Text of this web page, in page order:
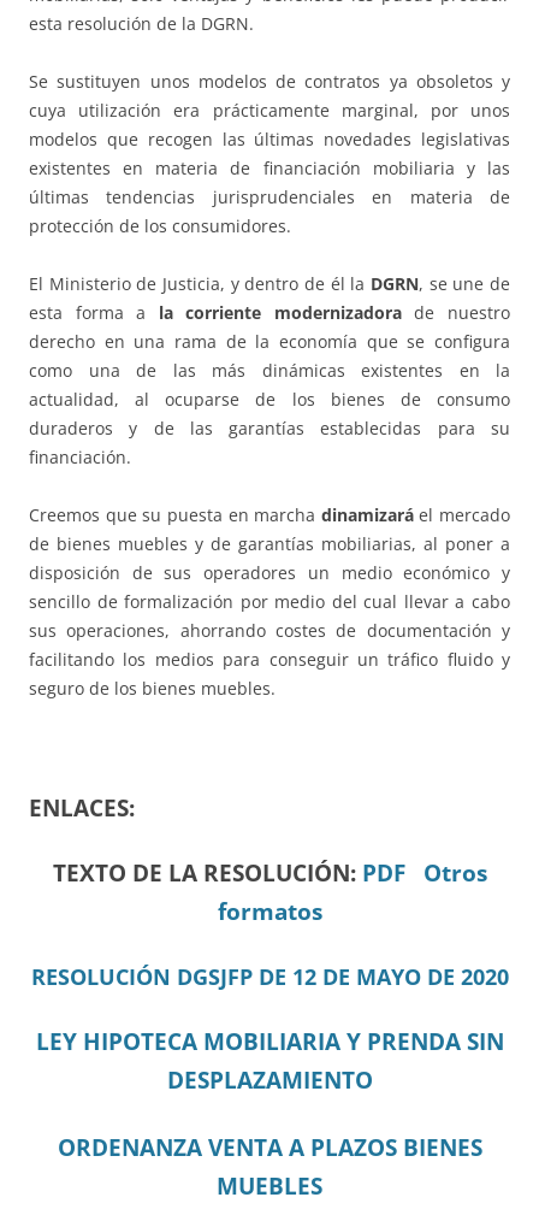
esta resolución de la DGRN.
Se sustituyen unos modelos de contratos ya obsoletos y
cuya utilización era prácticamente marginal, por unos
modelos que recogen las últimas novedades legislativas
existentes en materia de financiación mobiliaria y las
últimas tendencias jurisprudenciales en materia de
protección de los consumidores.
El Ministerio de Justicia, y dentro de él la DGRN, se une de
esta forma a la corriente modernizadorade nuestro
derecho en una rama de la economía que se configura
como una de las más dinámicas existentes en la
actualidad, al ocuparse de los bienes de consumo
duraderos y de las garantías establecidas para su
financiación.
Creemos que su puesta en marcha dinamizaráel mercado
de bienes muebles y de garantías mobiliarias, al poner a
disposición de sus operadores un medio económico y
sencillo de formalización por medio del cual llevar a cabo
sus operaciones, ahorrando costes de documentación y
facilitando los medios para conseguir un tráfico fluido y
seguro de los bienes muebles.
ENLACES:
TEXTO DE LA RESOLUCIÓN: PDF
Otros
formatos
RESOLUCIÓN DGSJFP DE 12 DE MAYO DE 2020
LEY HIPOTECA MOBILIARIA Y PRENDA SIN
DESPLAZAMIENTO
ORDENANZA VENTA A PLAZOS BIENES
MUEBLES